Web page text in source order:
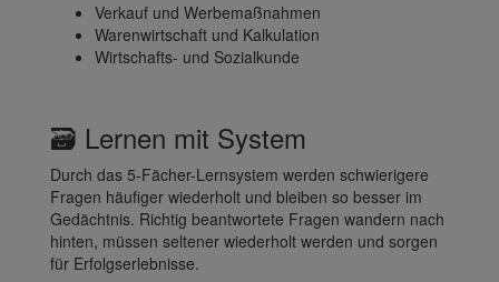
Verkauf und Werbemaßnahmen
Warenwirtschaft und Kalkulation
Wirtschafts- und Sozialkunde
🗃️ Lernen mit System
Durch das 5-Fächer-Lernsystem werden schwierigere
Fragen häufiger wiederholt und bleiben so besser im
Gedächtnis. Richtig beantwortete Fragen wandern nach
hinten, müssen seltener wiederholt werden und sorgen
für Erfolgserlebnisse.